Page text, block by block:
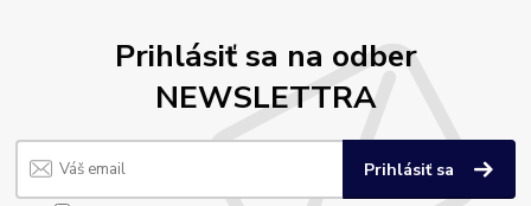
Prihlásiť sa na odber
NEWSLETTRA
Prihlásiť sa